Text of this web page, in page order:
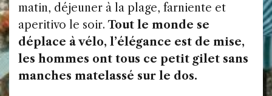
matin, déjeuner à la plage, farniente et
aperitivo le soir.Tout le monde se
déplace à vélo, l’élégance est de mise,
les hommes ont tous ce petit gilet sans
manches matelassé sur le dos.